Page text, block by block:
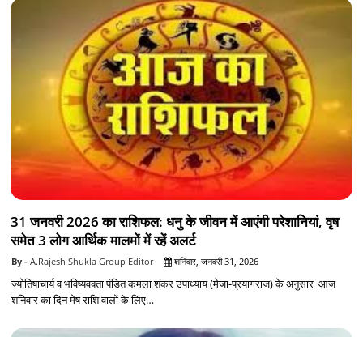
31 जनवरी 2026 का राशिफल: धनु के जीवन में आएंगी परेशानियां, वृष
समेत 3 लोग आर्थिक मालमों में रहें अलर्ट
A.Rajesh Shukla Group Editor शनिवार, जनवरी 31, 2026
ज्योतिषाचार्य व भविष्यवक्ता पंडित कमला शंकर उपाध्याय (मेजा-प्रयागराज) के अनुसार आज
शनिवार का दिन मेष राशि वालों के लिए…